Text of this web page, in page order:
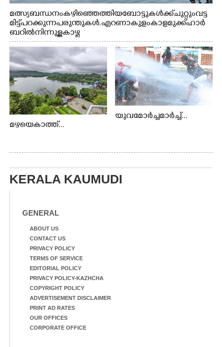
മത്സ്യബന്ധനം കഴിഞ്ഞെത്തിയ ബോട്ടുകൾക്ക് ചുറ്റും വട്ട
മിട്ട് പറക്കുന്ന പരുന്തുകൾ. എറണാകുളം കാളമുക്ക് ഹാർ
ബറിൽ നിന്നുള്ള കാഴ്ച
മഴയെകാത്ത്...
യുവമോർച്ചമാർച്ച്...
KERALA KAUMUDI
GENERAL
ABOUT US
CONTACT US
PRIVACY POLICY
TERMS OF SERVICE
EDITORIAL POLICY
PRIVACY POLICY-KAZHCHA
COPYRIGHT POLICY
ADVERTISEMENT DISCLAIMER
PRINT AD RATES
OUR OFFICES
CORPORATE OFFICE